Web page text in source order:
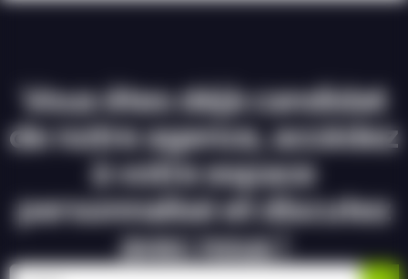
Vous êtes déjà candidat
de notre agence, accédez
à votre espace
personnalisé et discutez
avec nous !